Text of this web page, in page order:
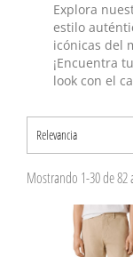
Explora
estilo
icónicas del
¡Encuentra
look con el
Relevancia
Mostrando 1-30 de 82